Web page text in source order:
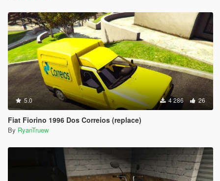
5.0 4 286 26
Fiat Fiorino 1996 Dos Correios (replace)
By RyanTruew